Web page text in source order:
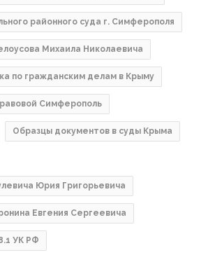
районного суда г. Симферополя
Михаила Николаевича
по гражданским делам в Крыму
Симферополь
Образцы документов в суды Крыма
Юрия Григорьевича
Евгения Сергеевича
УК РФ